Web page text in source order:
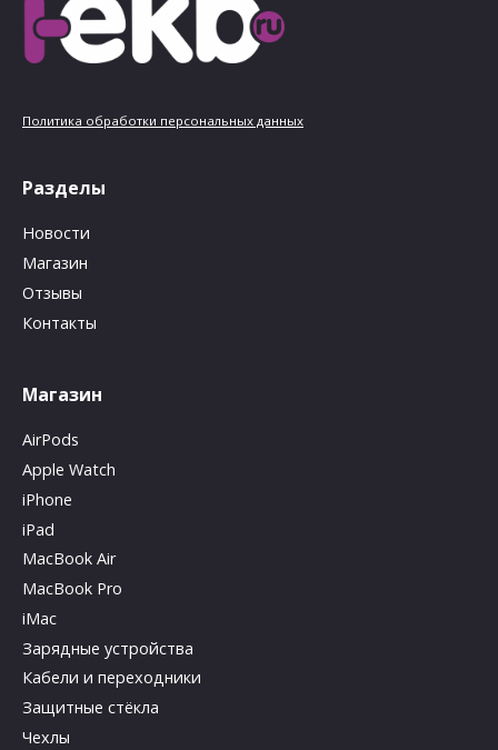
Политика обработки персональных данных
Разделы
Новости
Магазин
Отзывы
Контакты
Магазин
AirPods
Apple Watch
iPhone
iPad
MacBook Air
MacBook Pro
iMac
Зарядные устройства
Кабели и переходники
Защитные стёкла
Чехлы